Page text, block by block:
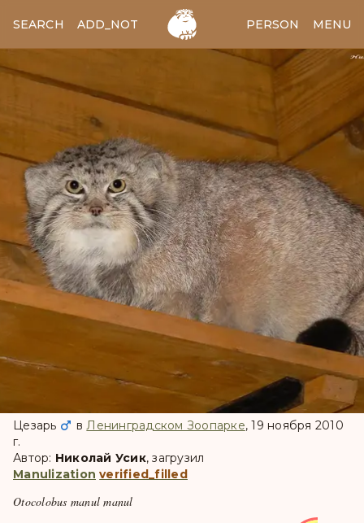
SEARCH ADD_NOTES ADD_IMAGE PERSON MENU
Цезарь вЛенинградском Зоопарке, 19 ноября 2010
г.
Автор: Николай Усик, загрузил
Manulization verified_filled
Otocolobus manul manul